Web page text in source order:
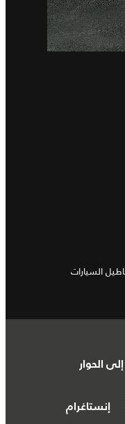
السيارات
الحوار
إنستاغرام